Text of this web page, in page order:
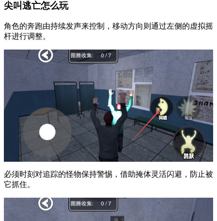
尖叫逃亡怎么玩
角色的奔跑由持续发声来控制，移动方向则通过左侧的虚拟摇
杆进行调整。
必须时刻对追踪的怪物保持警惕，借助掩体灵活闪避，防止被
它抓住。